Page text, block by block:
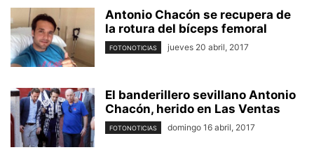
Antonio Chacón se recupera de
la rotura del bíceps femoral
FOTONOTICIAS jueves 20 abril, 2017
El banderillero sevillano Antonio
Chacón, herido en Las Ventas
FOTONOTICIAS domingo 16 abril, 2017